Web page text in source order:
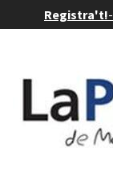
Registra't!-